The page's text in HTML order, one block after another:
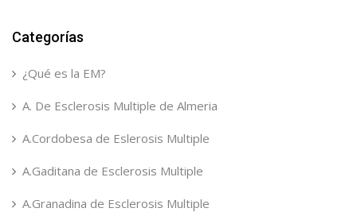
Categorías
¿Qué es la EM?
A. De Esclerosis Multiple de Almeria
A.Cordobesa de Eslerosis Multiple
A.Gaditana de Esclerosis Multiple
A.Granadina de Esclerosis Multiple